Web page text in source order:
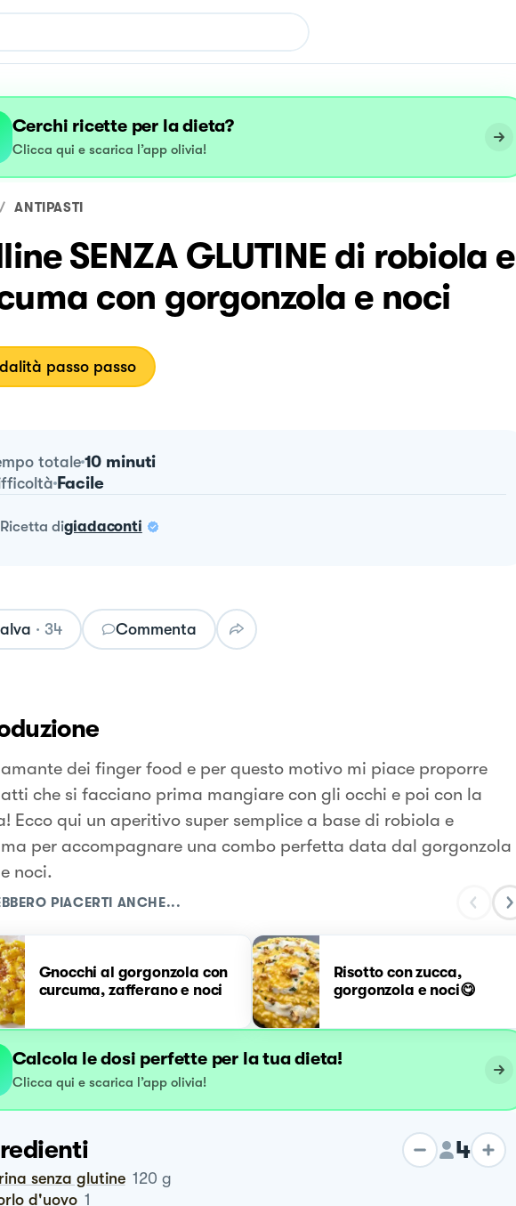
Cerchi ricette per la dieta?
Clicca qui e scarica l’app olivia!
/ ANTIPASTI
SENZA GLUTINE di robiola e
con gorgonzola e noci
passo passo
totale 10 minuti
Facile
ricetta digiadaconti
· 34 Commenta
dei finger food e per questo motivo mi piace proporre
che si facciano prima mangiare con gli occhi e poi con la
Ecco qui un aperitivo super semplice a base di robiola e
per accompagnare una combo perfetta data dal gorgonzola
noci.
PIACERTI ANCHE...
Gnocchi al gorgonzola con
curcuma, zafferano e noci
Risotto con zucca,
gorgonzola e noci😋
Calcola le dosi perfette per la tua dieta!
Clicca qui e scarica l’app olivia!
4
senza glutine 120 g
d'uovo 1